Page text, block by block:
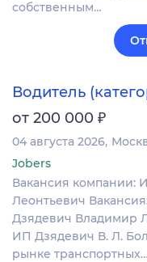
собственным…
Водитель
от 200 000 ₽
04 августа 2026
Jobers
Вакансия компании:
Леонтьевич
Дзядевич Владимир
ИП Дзядевич В. Л.
рынке транспортных…